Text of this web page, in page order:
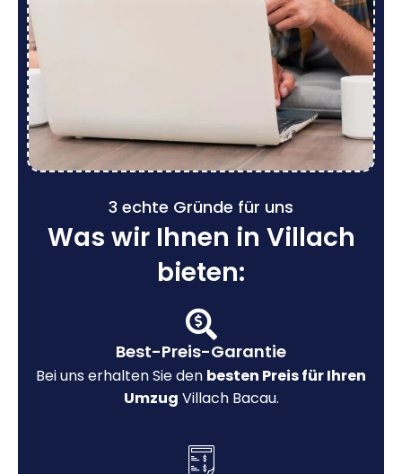
3 echte Gründe für uns
Was wir Ihnen in Villach
bieten:
Best-Preis-Garantie
Bei uns erhalten Sie den besten Preis für Ihren
Umzug Villach Bacau.